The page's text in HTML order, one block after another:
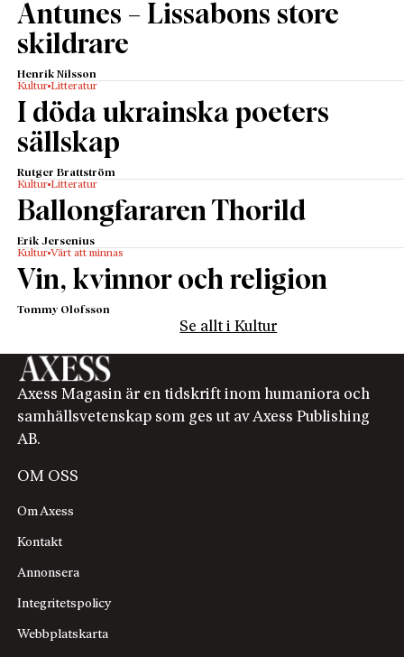
Antunes – Lissabons store
skildrare
Henrik Nilsson
Kultur Litteratur
I döda ukrainska poeters
sällskap
Rutger Brattström
Kultur Litteratur
Ballongfararen Thorild
Erik Jersenius
Kultur Värt att minnas
Vin, kvinnor och religion
Tommy Olofsson
Se allt i Kultur
Axess Magasin är en tidskrift inom humaniora och
samhällsvetenskap som ges ut av Axess Publishing
AB.
OM OSS
Om Axess
Kontakt
Annonsera
Integritetspolicy
Webbplatskarta